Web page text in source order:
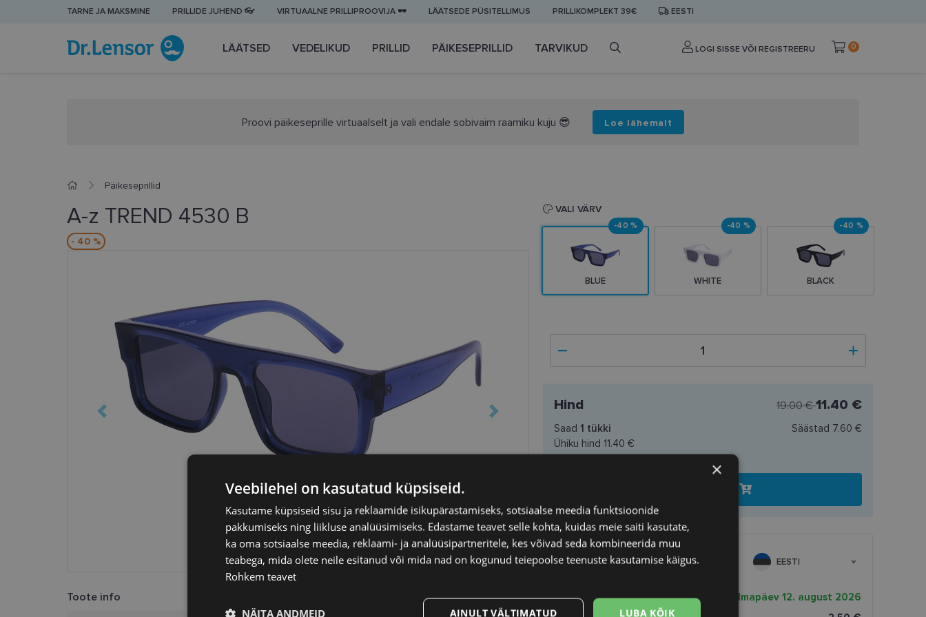
TARNE JA MAKSMINE PRILLIDE JUHEND 👓 VIRTUAALNE PRILLIPROOVIJA 🕶️ LÄÄTSEDE PÜSITELLIMUS PRILLIKOMPLEKT 39€ EESTI
LÄÄTSED VEDELIKUD PRILLID PÄIKESEPRILLID TARVIKUD LOGI SISSE VÕI REGISTREERU 0
Proovi päikeseprille virtuaalselt ja vali endale sobivaim raamiku kuju 😎 Loe lähemalt
Päikeseprillid
A-z TREND 4530 B
- 40 %
Toote info
VALI VÄRV
BLUE
-40 %
WHITE
-40 %
BLACK
-40 %
Hind 19.00 €11.40 €
Saad 1 tükki
Ühiku hind 11.40 €
Säästad 7.60 €
SAATMINE EESTI
Eeldatav tarnekuupäev
kolmapäev 12. august 2026
×
Veebilehel on kasutatud küpsiseid.
Kasutame küpsiseid sisu ja reklaamide isikupärastamiseks, sotsiaalse meedia funktsioonide
pakkumiseks ning liikluse analüüsimiseks. Edastame teavet selle kohta, kuidas meie saiti kasutate,
ka oma sotsiaalse meedia, reklaami- ja analüüsipartneritele, kes võivad seda kombineerida muu
teabega, mida olete neile esitanud või mida nad on kogunud teiepoolse teenuste kasutamise käigus.
Rohkem teavet
LUBA KÕIK
AINULT VÄLTIMATUD
NÄITA ANDMEID